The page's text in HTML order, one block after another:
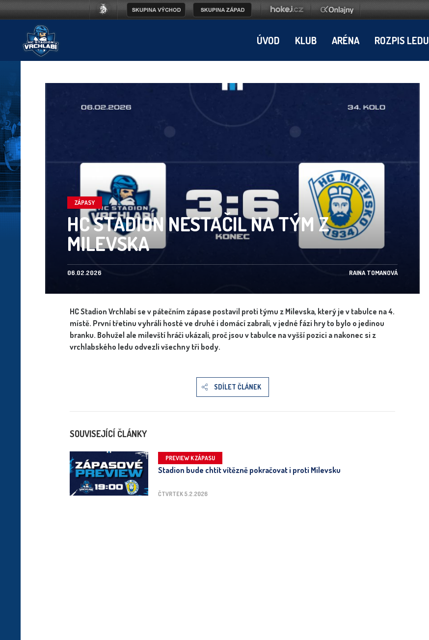
ÚVOD KLUB ARÉNA ROZPIS LEDU
ZÁPASY
HC STADION NESTAČIL NA TÝM Z
MILEVSKA
06.02.2026 RAINA TOMANOVÁ
HC Stadion Vrchlabí se v pátečním zápase postavil proti týmu z Milevska, který je v tabulce na 4.
místě. První třetinu vyhráli hosté ve druhé i domácí zabrali, v jedné fázi hry to bylo o jedinou
branku. Bohužel ale milevští hráči ukázali, proč jsou v tabulce na vyšší pozici a nakonec si z
vrchlabského ledu odvezli všechny tři body.
SDÍLET ČLÁNEK
SOUVISEJÍCÍ ČLÁNKY
PREVIEW K ZÁPASU
Stadion bude chtít vítězně pokračovat i proti Milevsku
ČTVRTEK 5.2.2026